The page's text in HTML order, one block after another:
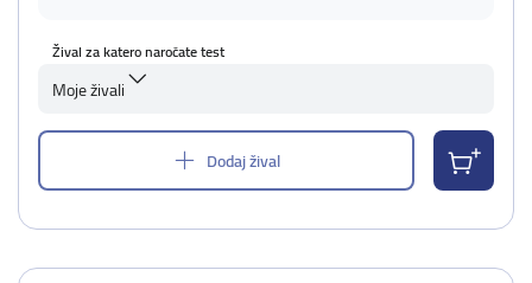
Žival za katero naročate test
Moje živali
Dodaj žival